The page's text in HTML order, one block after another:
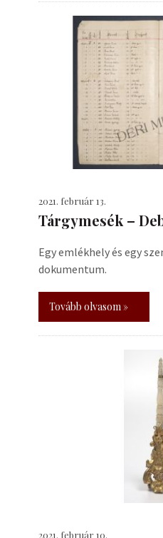
2021. február 13.
Tárgymesék –
Egy emlékhely és egy
dokumentum.
Tovább olvasom »
2021. február 10.